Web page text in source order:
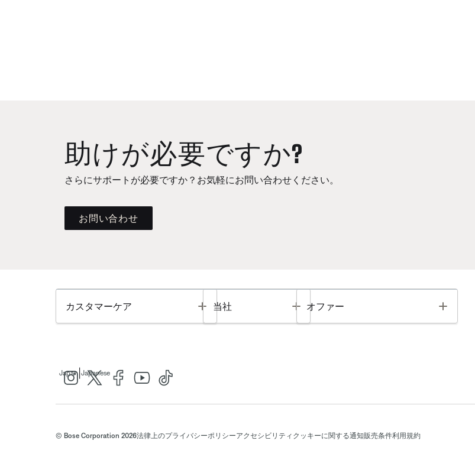
助けが必要ですか?
さらにサポートが必要ですか？お気軽にお問い合わせください。
お問い合わせ
カスタマーケア Toggle
当社 Toggle
オファー Toggle
Japan Japanese
© Bose Corporation 2026法律上のプライバシーポリシーアクセシビリティ クッキーに関する通知販売条件利用規約